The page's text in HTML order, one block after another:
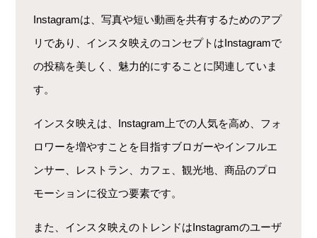
Instagramは、写真や短い動画を共有するためのアプ
リであり、インスタ映えのコンセプトはInstagramで
の投稿を美しく、魅力的にすることに関連していま
す。
インスタ映えは、Instagram上での人気を高め、フォ
ロワーを増やすことを目指すブロガーやインフルエ
ンサー、レストラン、カフェ、観光地、商品のプロ
モーションに役立つ要素です。
また、インスタ映えのトレンドはInstagramのユーザ